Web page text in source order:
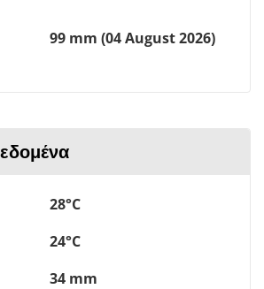
99 mm (04 August 2026)
28°C
24°C
34 mm